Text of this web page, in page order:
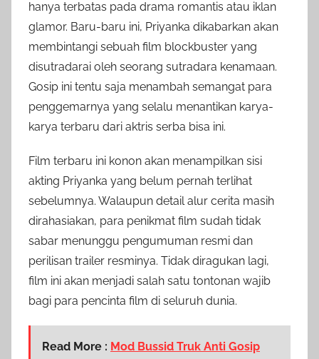
hanya terbatas pada drama romantis atau iklan
glamor. Baru-baru ini, Priyanka dikabarkan akan
membintangi sebuah film blockbuster yang
disutradarai oleh seorang sutradara kenamaan.
Gosip ini tentu saja menambah semangat para
penggemarnya yang selalu menantikan karya-
karya terbaru dari aktris serba bisa ini.
Film terbaru ini konon akan menampilkan sisi
akting Priyanka yang belum pernah terlihat
sebelumnya. Walaupun detail alur cerita masih
dirahasiakan, para penikmat film sudah tidak
sabar menunggu pengumuman resmi dan
perilisan trailer resminya. Tidak diragukan lagi,
film ini akan menjadi salah satu tontonan wajib
bagi para pencinta film di seluruh dunia.
Read More : Mod Bussid Truk Anti Gosip